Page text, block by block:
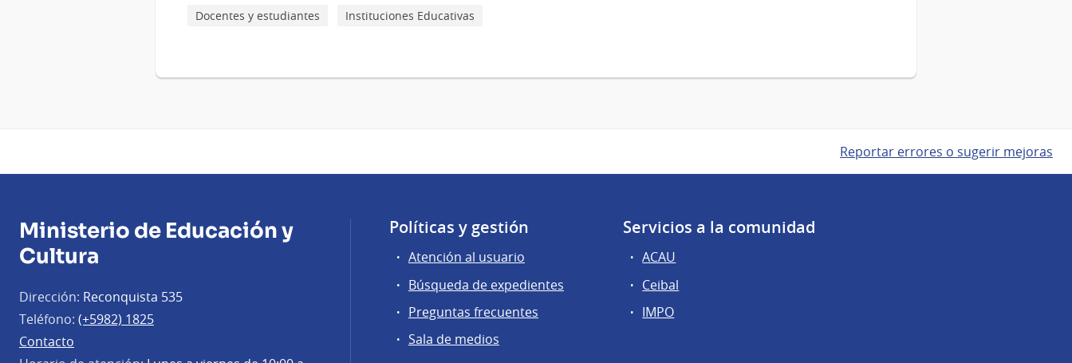
Docentes y estudiantes
Instituciones Educativas
Reportar errores o sugerir mejoras
Ministerio de Educación y
Cultura
Dirección: Reconquista 535
Teléfono: (+5982) 1825
Contacto
Políticas y gestión
Atención al usuario
Búsqueda de expedientes
Preguntas frecuentes
Sala de medios
Servicios a la comunidad
ACAU
Ceibal
IMPO